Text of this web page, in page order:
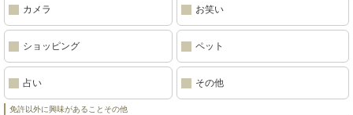
カメラ お笑い
ショッピング ペット
占い その他
免許以外に興味があることその他